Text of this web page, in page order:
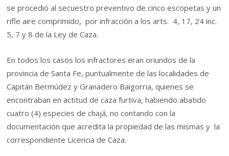
se procedió al secuestro preventivo de cinco escopetas y un
rifle aire comprimido, por infracción a los arts. 4, 17, 24 inc.
5, 7 y 8 de la Ley de Caza.
En todos los casos los infractores eran oriundos de la
provincia de Santa Fe, puntualmente de las localidades de
Capitán Bermúdez y Granadero Baigorria, quienes se
encontraban en actitud de caza furtiva, habiendo abatido
cuatro (4) especies de chajá, no contando con la
documentación que acredita la propiedad de las mismas y la
correspondiente Licencia de Caza.